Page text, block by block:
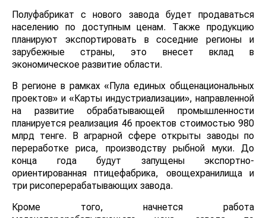
Полуфабрикат с нового завода будет продаваться
населению по доступным ценам. Также продукцию
планируют экспортировать в соседние регионы и
зарубежные страны, это внесет вклад в
экономическое развитие области.
В регионе в рамках «Пула единых общенациональных
проектов» и «Карты индустриализации», направленной
на развитие обрабатывающей промышленности
планируется реализация 46 проектов стоимостью 980
млрд тенге. В аграрной сфере открыты заводы по
переработке риса, производству рыбной муки. До
конца года будут запущены экспортно-
ориентированная птицефабрика, овощехранилища и
три рисоперерабатывающих завода.
Кроме того, начнется работа